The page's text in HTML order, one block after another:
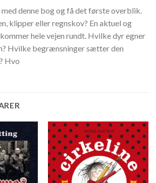
denne bog og få det første overblik.
klipper eller regnskov? En aktuel og
hele vejen rundt. Hvilke dyr egner
Hvilke begrænsninger sætter den
Hvo